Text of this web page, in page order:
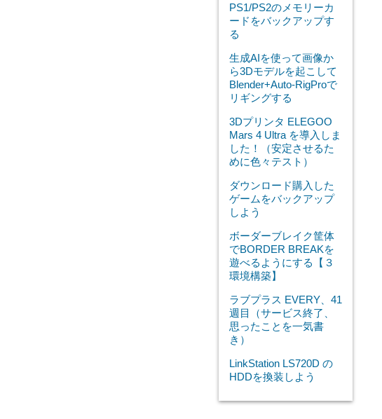
PS1/PS2のメモリーカ
ードをバックアップす
る
生成AIを使って画像か
ら3Dモデルを起こして
Blender+Auto-RigProで
リギングする
3Dプリンタ ELEGOO
Mars 4 Ultra を導入しま
した！（安定させるた
めに色々テスト）
ダウンロード購入した
ゲームをバックアップ
しよう
ボーダーブレイク筐体
でBORDER BREAKを
遊べるようにする【３
環境構築】
ラブプラス EVERY、41
週目（サービス終了、
思ったことを一気書
き）
LinkStation LS720D の
HDDを換装しよう